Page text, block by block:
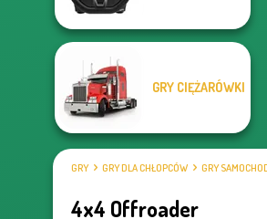
GRY CIĘŻARÓWKI
GRY GRY DLA CHŁOPCÓW GRY
4x4 Offroader